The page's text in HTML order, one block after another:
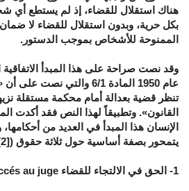
هناك استقلال للقضاء، إذ لم يستطع أي
بكل حرية، وبدون استقلال للقضاء لا
الممنوحة للأشخاص بموجب الدستور.
وقد نصت صراحة على هذا المبدأ الاتفاقية
عام 1950 المادة 6/1 والتي
تنظر قضية بعدالة أمام محكمة مستقلة
القانون». وتطبيقاً لهذا النص فقد أكدت
الإنسان هذا المبدأ في العديد من
يتمحور بصفة أساسية حول ثلاثة حقوق ([2]): –
1- الحق في الالتجاء للقضاء Le droit d’accés au juge